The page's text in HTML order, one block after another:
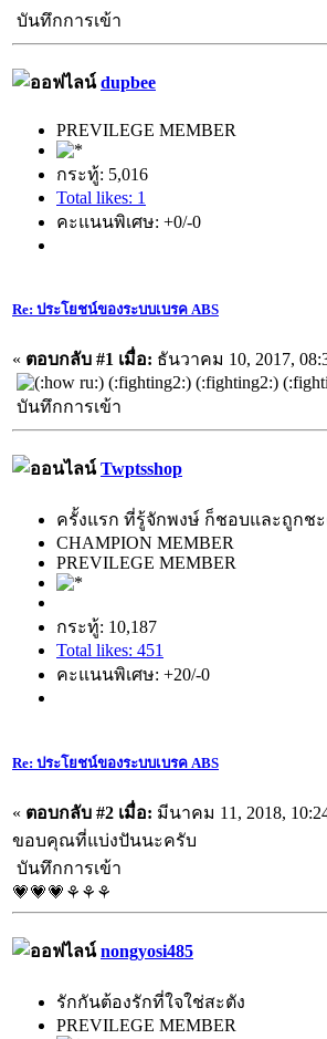
บันทึกการเข้า
dupbee
PREVILEGE MEMBER
กระทู้: 5,016
Total likes: 1
คะแนนพิเศษ: +0/-0
Re: ประโยชน์ของระบบเบรค ABS
« ตอบกลับ #1 เมื่อ: ธันวาคม 10, 2017,
(:fighting2:) (:fighting2:)
บันทึกการเข้า
Twptsshop
ครั้งแรก ที่รู้จักพงษ์ ก็ชอบและถูกช
CHAMPION MEMBER
PREVILEGE MEMBER
กระทู้: 10,187
Total likes: 451
คะแนนพิเศษ: +20/-0
Re: ประโยชน์ของระบบเบรค ABS
« ตอบกลับ #2 เมื่อ: มีนาคม 11, 2018,
ขอบคุณที่แบ่งปันนะครับ
บันทึกการเข้า
💗💗💗⚘⚘⚘
nongyosi485
รักกันต้องรักที่ใจใช่สะตัง
PREVILEGE MEMBER